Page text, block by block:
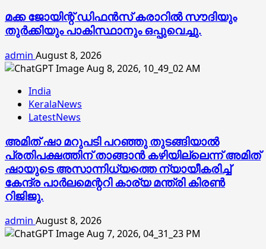
മക്ക ജോയിന്റ് ഡിഫന്‍സ് കരാറില്‍ സൗദിയും
തുര്‍ക്കിയും പാകിസ്ഥാനും ഒപ്പുവെച്ചു.
admin August 8, 2026
India
KeralaNews
LatestNews
അമിത് ഷാ മറുപടി പറഞ്ഞു തുടങ്ങിയാല്‍
പ്രതിപക്ഷത്തിന് താങ്ങാന്‍ കഴിയില്ലെന്ന് അമിത്
ഷായുടെ അസാന്നിധ്യത്തെ ന്യായീകരിച്ച്
കേന്ദ്ര പാര്‍ലമെന്ററി കാര്യ മന്ത്രി കിരണ്‍
റിജിജു.
admin August 8, 2026